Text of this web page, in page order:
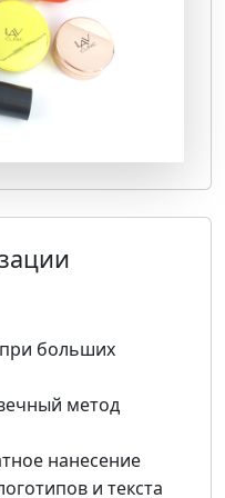
больших
метод
нанесение
и текста